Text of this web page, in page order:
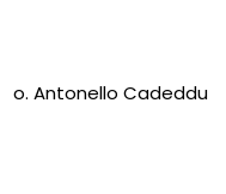
o. Antonello Cadeddu